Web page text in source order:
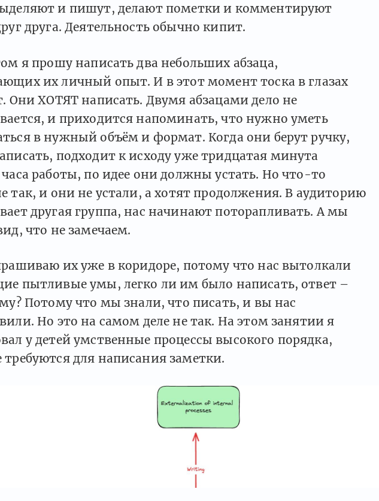
и пишут, делают пометки и комментируют
друга. Деятельность обычно кипит.
я прошу написать два небольших абзаца,
их личный опыт. И в этот момент тоска в глазах
Они ХОТЯТ написать. Двумя абзацами дело не
и приходится напоминать, что нужно уметь
в нужный объём и формат. Когда они берут ручку,
подходит к исходу уже тридцатая минута
часа работы, по идее они должны устать. Но что-то
так, и они не устали, а хотят продолжения. В аудиторию
другая группа, нас начинают поторапливать. А мы
что не замечаем.
их уже в коридоре, потому что нас вытолкали
пытливые умы, легко ли им было написать, ответ –
Потому что мы знали, что писать, и вы нас
Но это на самом деле не так. На этом занятии я
у детей умственные процессы высокого порядка,
требуются для написания заметки.